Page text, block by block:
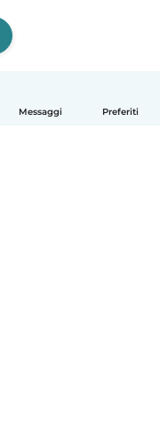
Messaggi Preferiti